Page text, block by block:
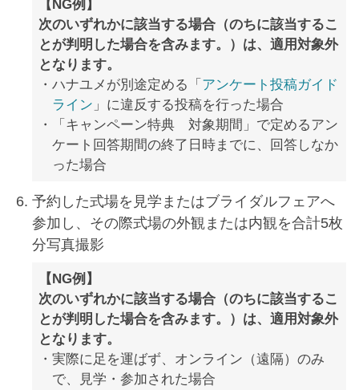
【NG例】
次のいずれかに該当する場合（のちに該当するこ
とが判明した場合を含みます。）は、適用対象外
となります。
ハナユメが別途定める「 アンケート投稿ガイド
ライン 」に違反する投稿を行った場合
「キャンペーン特典 対象期間」で定めるアン
ケート回答期間の終了日時までに、回答しなか
った場合
予約した式場を見学またはブライダルフェアへ
参加し、その際式場の外観または内観を合計5枚
分写真撮影
【NG例】
次のいずれかに該当する場合（のちに該当するこ
とが判明した場合を含みます。）は、適用対象外
となります。
実際に足を運ばず、オンライン（遠隔）のみ
で、見学・参加された場合